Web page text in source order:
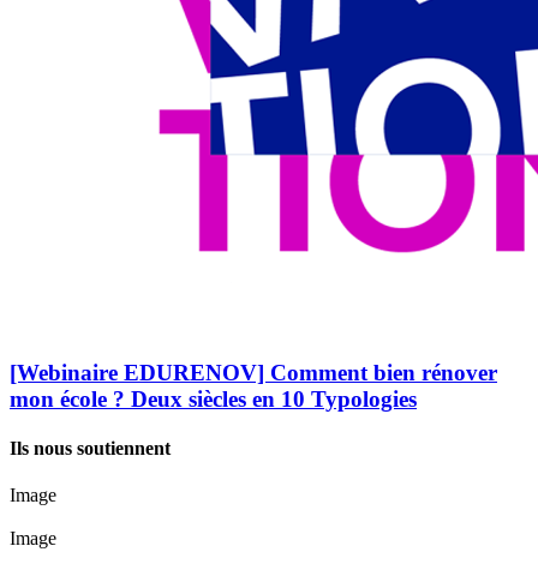
[Webinaire EDURENOV] Comment bien rénover
mon école ? Deux siècles en 10 Typologies
Ils nous soutiennent
Image
Image